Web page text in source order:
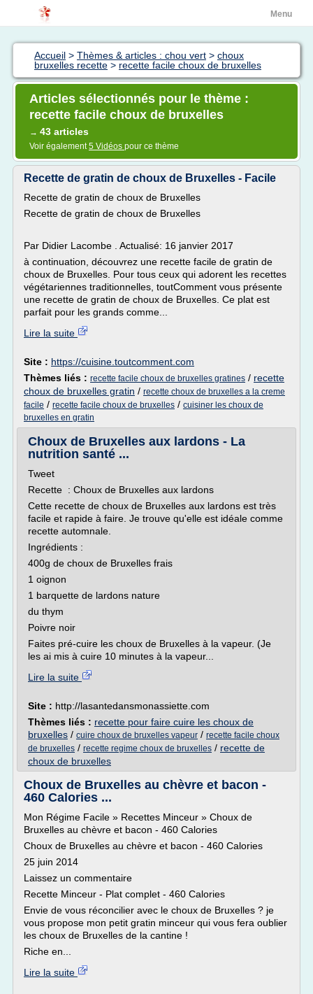
Menu
Accueil > Thèmes & articles : chou vert > choux
bruxelles recette > recette facile choux de bruxelles
Articles sélectionnés pour le thème :
recette facile choux de bruxelles
→ 43 articles
Voir également5 Vidéos pour ce thème
Recette de gratin de choux de Bruxelles - Facile
Recette de gratin de choux de Bruxelles
Recette de gratin de choux de Bruxelles
Par Didier Lacombe . Actualisé: 16 janvier 2017
à continuation, découvrez une recette facile de gratin de
choux de Bruxelles. Pour tous ceux qui adorent les recettes
végétariennes traditionnelles, toutComment vous présente
une recette de gratin de choux de Bruxelles. Ce plat est
parfait pour les grands comme...
Lire la suite
Site : https://cuisine.toutcomment.com
Thèmes liés : recette facile choux de bruxelles gratines / recette
choux de bruxelles gratin / recette choux de bruxelles a la creme
facile / recette facile choux de bruxelles / cuisiner les choux de
bruxelles en gratin
Choux de Bruxelles aux lardons - La
nutrition santé ...
Tweet
Recette : Choux de Bruxelles aux lardons
Cette recette de choux de Bruxelles aux lardons est très
facile et rapide à faire. Je trouve qu'elle est idéale comme
recette automnale.
Ingrédients :
400g de choux de Bruxelles frais
1 oignon
1 barquette de lardons nature
du thym
Poivre noir
Faites pré-cuire les choux de Bruxelles à la vapeur. (Je
les ai mis à cuire 10 minutes à la vapeur...
Lire la suite
Site : http://lasantedansmonassiette.com
Thèmes liés : recette pour faire cuire les choux de
bruxelles / cuire choux de bruxelles vapeur / recette facile choux
de bruxelles / recette regime choux de bruxelles / recette de
choux de bruxelles
Choux de Bruxelles au chèvre et bacon -
460 Calories ...
Mon Régime Facile » Recettes Minceur » Choux de
Bruxelles au chèvre et bacon - 460 Calories
Choux de Bruxelles au chèvre et bacon - 460 Calories
25 juin 2014
Laissez un commentaire
Recette Minceur - Plat complet - 460 Calories
Envie de vous réconcilier avec le choux de Bruxelles ? je
vous propose mon petit gratin minceur qui vous fera oublier
les choux de Bruxelles de la cantine !
Riche en...
Lire la suite